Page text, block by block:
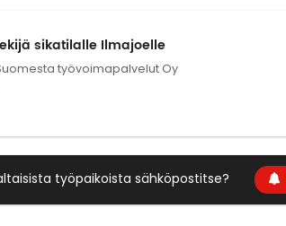
sikatilalle Ilmajoelle
työvoimapalvelut Oy
työpaikoista sähköpostitse?